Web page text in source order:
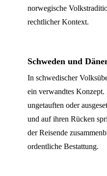
norwegische
rechtlicher Kontext.
Schweden und
In schwedischer
ein verwandtes
ungetauften oder
und auf ihren Rücken
der Reisende
ordentliche Bestattung.